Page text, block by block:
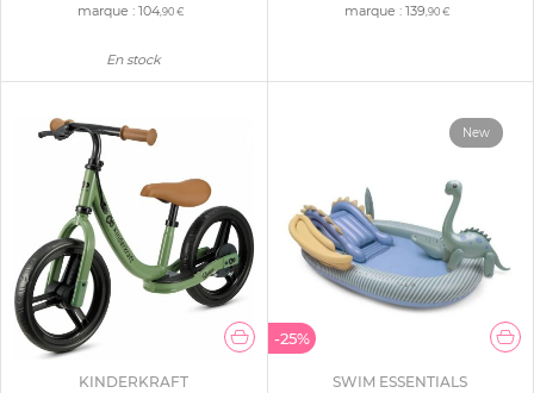
marque :104,90 €
En stock
marque :139,90 €
KINDERKRAFT
-25%
New
SWIM ESSENTIALS